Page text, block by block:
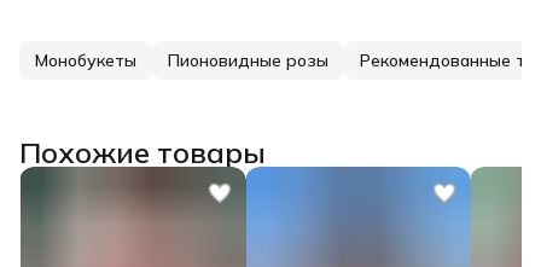
Монобукеты Пионовидные розы Рекомендованные
Похожие товары